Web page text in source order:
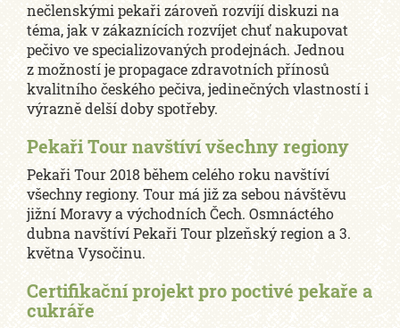
nečlenskými pekaři zároveň rozvíjí diskuzi na
téma, jak v zákaznících rozvíjet chuť nakupovat
pečivo ve specializovaných prodejnách. Jednou
z možností je propagace zdravotních přínosů
kvalitního českého pečiva, jedinečných vlastností i
výrazně delší doby spotřeby.
Pekaři Tour navštíví všechny regiony
Pekaři Tour 2018 během celého roku navštíví
všechny regiony. Tour má již za sebou návštěvu
jižní Moravy a východních Čech. Osmnáctého
dubna navštíví Pekaři Tour plzeňský region a 3.
května Vysočinu.
Certifikační projekt pro poctivé pekaře a
cukráře